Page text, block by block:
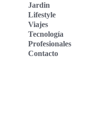
Jardin
Lifestyle
Viajes
Tecnología
Profesionales
Contacto